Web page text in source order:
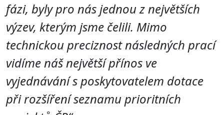
fázi, byly pro nás jednou z největších
výzev, kterým jsme čelili. Mimo
technickou preciznost následných prací
vidíme náš největší přínos ve
vyjednávání s poskytovatelem dotace
při rozšíření seznamu prioritních